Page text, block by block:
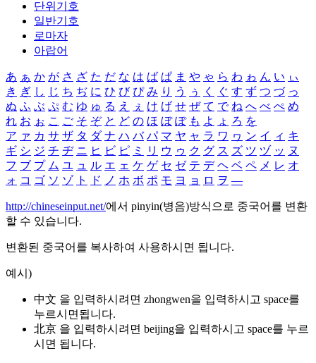
단위기호
일반기호
로마자
아랍어
あ ぁ か が さ ざ た だ な は ば ぱ ま や ゃ ら わ ゎ ん い ぃ
き ぎ し じ ち ぢ に ひ び ぴ み り う ぅ く ぐ す ず つ づ っ
ぬ ふ ぶ ぷ む ゆ ゅ る え ぇ け げ せ ぜ て で ね へ べ ぺ め
れ お ぉ こ ご そ ぞ と ど の ほ ぼ ぽ も よ ょ ろ を
ア ァ カ サ ザ タ ダ ナ ハ バ パ マ ヤ ャ ラ ワ ヮ ン イ ィ キ
ギ シ ジ チ ヂ ニ ヒ ビ ピ ミ リ ウ ゥ ク グ ス ズ ツ ヅ ッ ヌ
フ ブ プ ム ユ ュ ル エ ェ ケ ゲ セ ゼ テ デ ヘ ベ ペ メ レ オ
ォ コ ゴ ソ ゾ ト ド ノ ホ ボ ポ モ ヨ ョ ロ ヲ ―
http://chineseinput.net/에서 pinyin(병음)방식으로 중국어를 변환
할 수 있습니다.
변환된 중국어를 복사하여 사용하시면 됩니다.
예시)
中文 을 입력하시려면 zhongwen을 입력하시고 space를
누르시면됩니다.
北京 을 입력하시려면 beijing을 입력하시고 space를 누르
시면 됩니다.